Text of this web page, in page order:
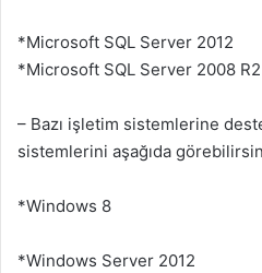
*Microsoft SQL Server 2012
*Microsoft SQL Server 2008
– Bazı işletim sistemlerine
sistemlerini aşağıda
*Windows 8
*Windows Server 2012